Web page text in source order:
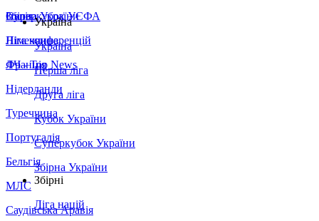
Збірна України
Італія
Німеччина
Франція
Нідерланди
Туреччина
Португалія
Бельгія
МЛС
Саудівська Аравія
Суперкубок УЄФА
Ліга конференцій
ЛЧ - Top News
Україна
Україна
Перша ліга
Друга ліга
Кубок України
Суперкубок України
Збірна України
Збірні
Ліга націй